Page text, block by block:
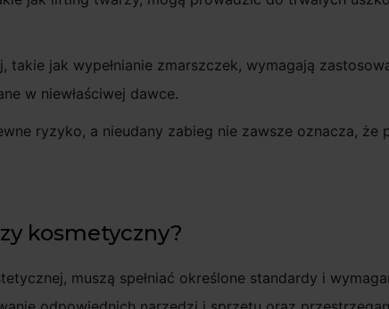
jak wypełnianie zmarszczek, wymagają
w niewłaściwej dawce.
ryzyko, a nieudany zabieg nie zawsze oznacza, że
kosmetyczny?
muszą spełniać określone standardy i